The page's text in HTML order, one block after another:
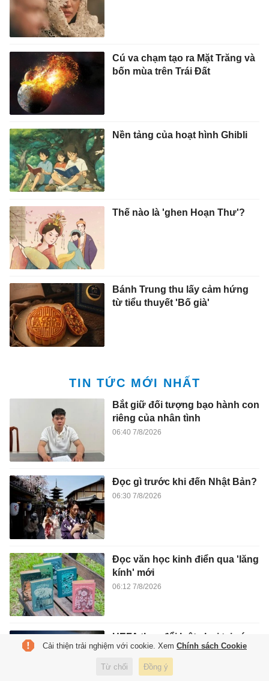
Cú va chạm tạo ra Mặt Trăng và
bốn mùa trên Trái Đất
Nền tảng của hoạt hình Ghibli
Thế nào là 'ghen Hoạn Thư'?
Bánh Trung thu lấy cảm hứng
từ tiểu thuyết 'Bố già'
TIN TỨC MỚI NHẤT
Bắt giữ đối tượng bạo hành con
riêng của nhân tình
06:40 7/8/2026
Đọc gì trước khi đến Nhật Bản?
06:30 7/8/2026
Đọc văn học kinh điển qua 'lăng
kính' mới
06:12 7/8/2026
UEFA thay đổi luật chơi tại các
cúp châu Âu
06:12 7/8/2026
Cải thiện trải nghiệm với cookie. Xem Chính sách Cookie
Từ chối Đồng ý